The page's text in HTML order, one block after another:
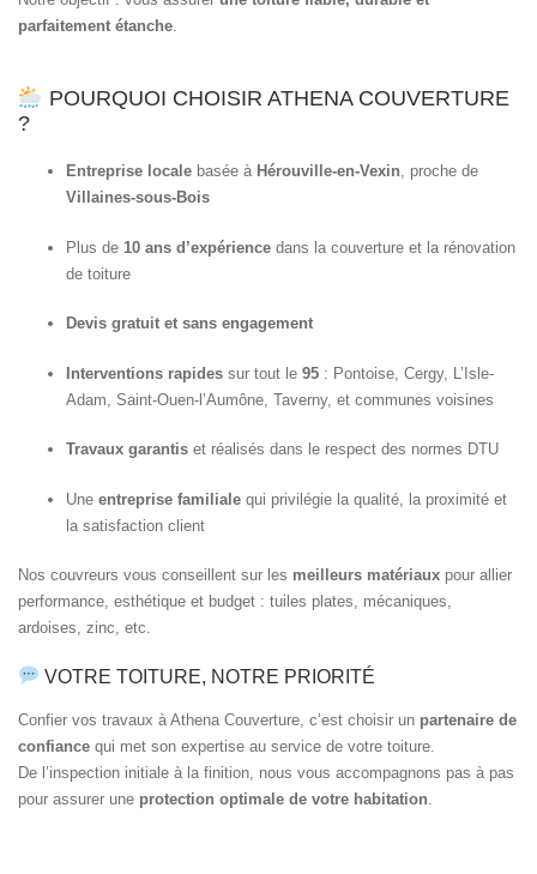
parfaitement étanche
POURQUOI CHOISIR ATHENA COUVERTURE
?
Entreprise locale basée à Hérouville-en-Vexin, proche de
Villaines-sous-Bois
Plus de 10 ans d’expérience dans la couverture et la rénovation
de toiture
Devis gratuit et sans engagement
Interventions rapides sur tout le 95 : Pontoise, Cergy, L’Isle-
Adam, Saint-Ouen-l’Aumône, Taverny, et communes voisines
Travaux garantis et réalisés dans le respect des normes DTU
Une entreprise familiale qui privilégie la qualité, la proximité et
la satisfaction client
Nos couvreurs vous conseillent sur les meilleurs matériaux pour allier
performance, esthétique et budget : tuiles plates, mécaniques,
ardoises, zinc, etc.
VOTRE TOITURE, NOTRE PRIORITÉ
Confier vos travaux à Athena Couverture, c’est choisir un partenaire de
confiance qui met son expertise au service de votre toiture.
De l’inspection initiale à la finition, nous vous accompagnons pas à pas
pour assurer une protection optimale de votre habitation